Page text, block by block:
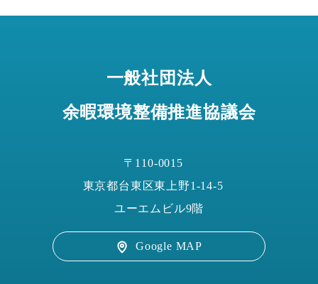
一般社団法人
余暇環境整備推進協議会
〒110-0015
東京都台東区東上野1-14-5
ユーエムビル9階
Google MAP